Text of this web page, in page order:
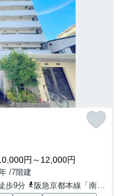
円～12,000円
/7階建
歩9分
阪急京都本線「南方」駅 徒歩8分